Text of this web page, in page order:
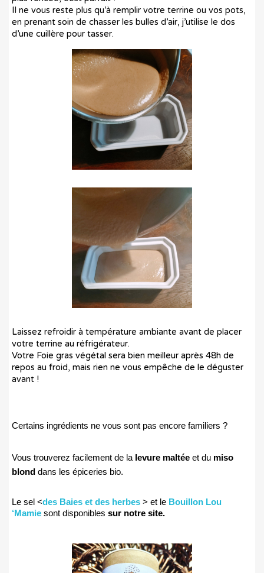
Il ne vous reste plus qu’à remplir votre terrine ou vos pots,
en prenant soin de chasser les bulles d’air, j’utilise le dos
d’une cuillère pour tasser.
Laissez refroidir à température ambiante avant de placer
votre terrine au réfrigérateur.
Votre Foie gras végétal sera bien meilleur après 48h de
repos au froid, mais rien ne vous empêche de le déguster
avant !
Certains ingrédients ne vous sont pas encore familiers ?
Vous trouverez facilement de la levure maltée et du miso
blond dans les épiceries bio.
Le sel <des Baies et des herbes > et le Bouillon Lou
‘Mamie sont disponibles sur notre site.